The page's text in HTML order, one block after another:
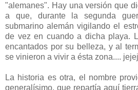
"alemanes". Hay una versión que
a que, durante la segunda
submarino alemán vigilando el
de vez en cuando a dicha playa.
encantados por su belleza, y al
se vinieron a vivir a ésta zona....
La historia es otra, el nombre
generalísimo, que repartía aquí